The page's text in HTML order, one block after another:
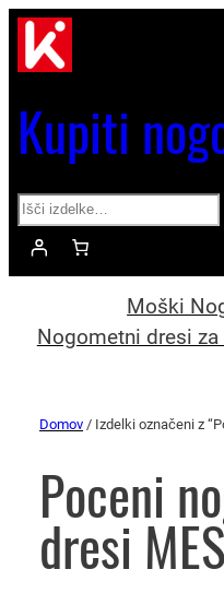
Kupiti
Search
Moški
Nogometni dresi
Domov / Izdelki označeni z
Poceni
dresi